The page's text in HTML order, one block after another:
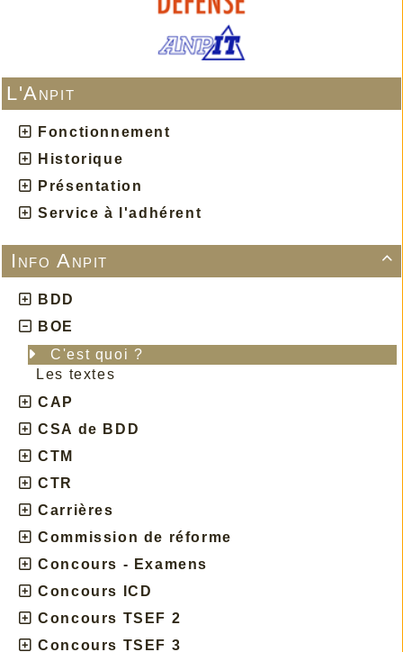
L'Anpit
Fonctionnement
Historique
Présentation
Service à l'adhérent

Info Anpit
BDD
BOE
C'est quoi ?
Les textes
CAP
CSA de BDD
CTM
CTR
Carrières
Commission de réforme
Concours - Examens
Concours ICD
Concours TSEF 2
Concours TSEF 3